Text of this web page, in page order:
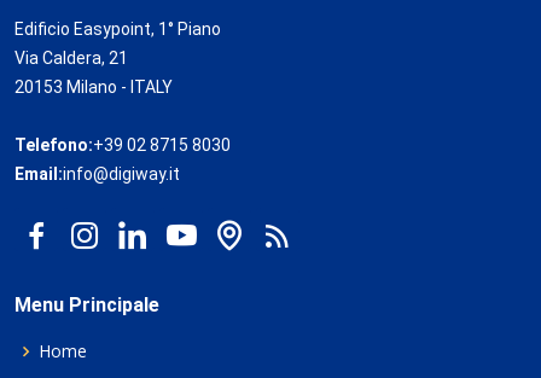
Edificio Easypoint, 1° Piano
Via Caldera, 21
20153 Milano - ITALY
Telefono:+39 02 8715 8030
Email:info@digiway.it
Menu Principale
Home